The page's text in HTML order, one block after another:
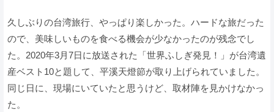
久しぶりの台湾旅行、やっぱり楽しかった。ハードな旅だった
ので、美味しいものを食べる機会が少なかったのが残念でし
た。2020年3月7日に放送された「世界ふしぎ発見！」が台湾遺
産ベスト10と題して、平溪天燈節が取り上げられていました。
同じ日に、現場にいていたと思うけど、取材陣を見かけなかっ
た。